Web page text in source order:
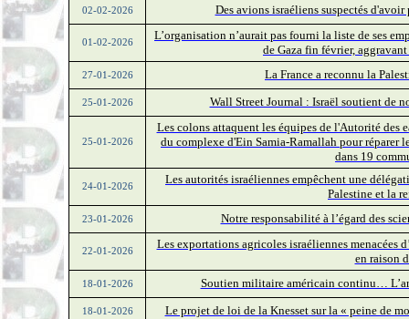
02-02-2026 Des avions israéliens suspectés
01-02-2026
L’organisation n’aurait pas fourni la liste de ses
de Gaza fin février,
27-01-2026 La France a reconnu la
25-01-2026 Wall Street Journal : Israël soutient de
25-01-2026
Les colons attaquent les équipes de l'Autorité des
du complexe d'Ein Samia-Ramallah pour réparer
dans 19
24-01-2026
Les autorités israéliennes empêchent une
Palestine et la
23-01-2026 Notre responsabilité à l’égard des
22-01-2026
Les exportations agricoles israéliennes menacées
en raison
18-01-2026 Soutien militaire américain continu…
18-01-2026 Le projet de loi de la Knesset sur la « peine de